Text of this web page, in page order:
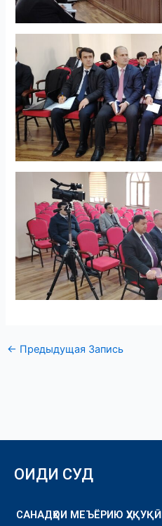
← Предыдущая Запись
ОИДИ СУД
САНАДҲОИ МЕЪЁРИЮ ҲУҚУҚӢ